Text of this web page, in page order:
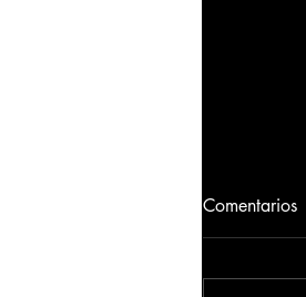
Comentarios